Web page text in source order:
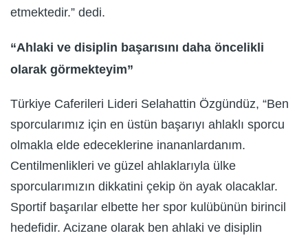
etmektedir.” dedi.
“Ahlaki ve disiplin başarısını daha öncelikli
olarak görmekteyim”
Türkiye Caferileri Lideri Selahattin Özgündüz, “Ben
sporcularımız için en üstün başarıyı ahlaklı sporcu
olmakla elde edeceklerine inananlardanım.
Centilmenlikleri ve güzel ahlaklarıyla ülke
sporcularımızın dikkatini çekip ön ayak olacaklar.
Sportif başarılar elbette her spor kulübünün birincil
hedefidir. Acizane olarak ben ahlaki ve disiplin